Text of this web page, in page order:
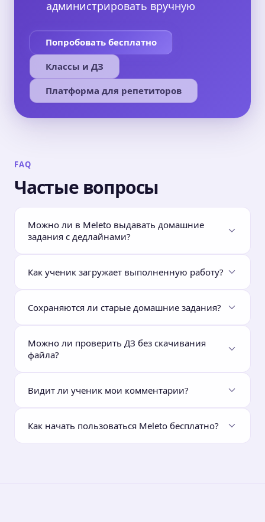
администрировать вручную
Попробовать бесплатно
Классы и ДЗ
Платформа для репетиторов
FAQ
Частые вопросы
Можно ли в Meleto выдавать домашние
задания с дедлайнами?
Как ученик загружает выполненную работу?
Сохраняются ли старые домашние задания?
Можно ли проверить ДЗ без скачивания
файла?
Видит ли ученик мои комментарии?
Как начать пользоваться Meleto бесплатно?